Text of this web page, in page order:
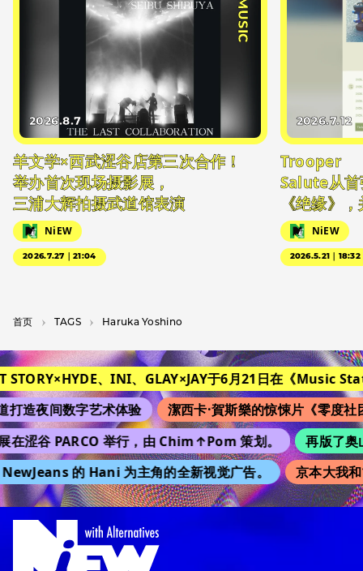
#MUSIC
2026.8.7
羊文学×西武涩谷店第三次合作！
举办首次现场摄影展，
三浦大辉拍摄武道馆表演
NiEW
2026.7.27｜21:04
2026.7.12
Trooper
Salute从首
《绝缘》
NiEW
2026.5.21｜18:32
首页 T­A­G­S Haruka Yoshino
、INI、GLAY×JAY于6月21日在《Music
造夜间数字艺术体验
潔西卡·賀斯樂的惊悚片《零度社
涩谷 PARCO 举行，由 Chim↑Pom 策划。
再版了奥
的 Hani 为主角的全新视觉广告。
京本大我